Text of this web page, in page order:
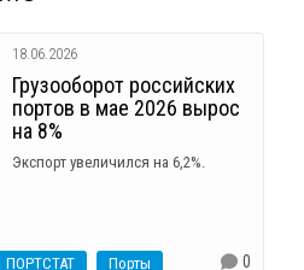
18.06.2026
Грузооборот российских
портов в мае 2026 вырос
на 8%
Экспорт увеличился на 6,2%.
ПОРТСТАТ Порты 0